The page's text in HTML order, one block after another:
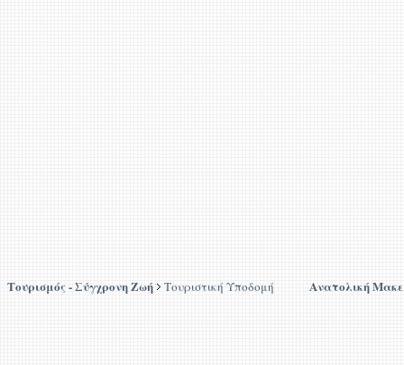
Τουρισμός - Σύγχρονη Ζωή Τουριστική Υποδομή Ανατολική